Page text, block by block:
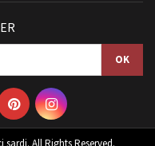
All Rights Reserved.